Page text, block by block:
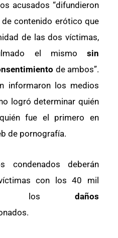
acusados “difundieron
contenido erótico que
de las dos víctimas,
el mismo sin
de ambos”.
informaron los medios
logró determinar quién
fue el primero en
de pornografía.
condenados deberán
con los 40 mil
los daños